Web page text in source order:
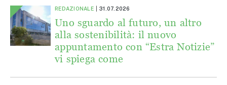
REDAZIONALE 31.07.2026
Uno sguardo al futuro, un altro
alla sostenibilità: il nuovo
appuntamento con “Estra Notizie”
vi spiega come